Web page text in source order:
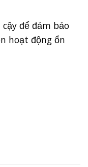
để đảm bảo
hoạt động ổn